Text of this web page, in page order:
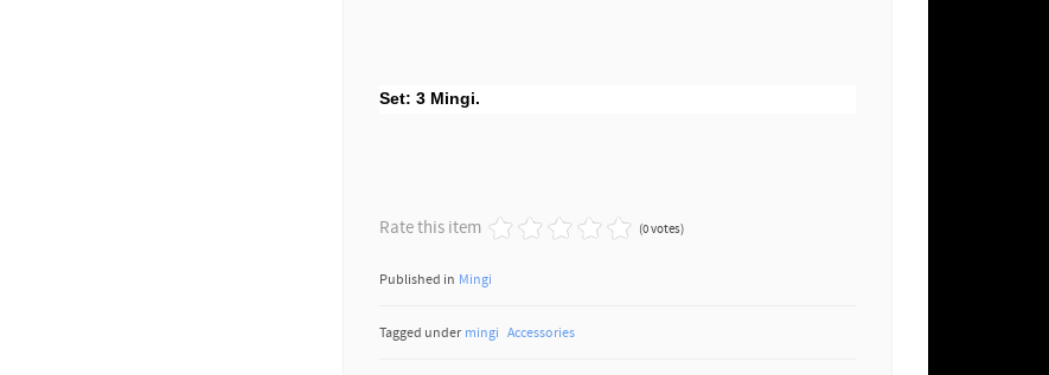
Set: 3 Mingi.
Rate this item (0 votes)
Published in Mingi
Tagged under mingi Accessories